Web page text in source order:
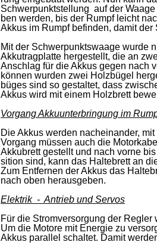
Schwerpunktstellung auf der
ben werden, bis der Rumpf leicht
Akkus im Rumpf befinden, damit
Mit der Schwerpunktswaage wurde
Akkutragplatte hergestellt, die an
Anschlag für die Akkus gegen nach
können wurden zwei Holzbügel
büges sind so gestaltet, dass
Akkus wird mit einem Holzbrett
Vorgang Akkuunterbringung im
Die Akkus werden nacheinander,
Vorgang müssen auch die
Akkubrett gestellt und nach vorne
sition sind, kann das Haltebrett an
Zum Entfernen der Akkus das
nach oben herausgeben.
Elektrik - Antrieb und Servos
Für die Stromversorgung der
Um die Motore mit Energie zu
Akkus parallel schaltet. Damit